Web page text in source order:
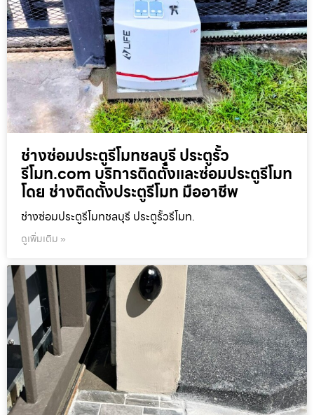
ช่างซ่อมประตูรีโมทชลบุรี ประตูรั้ว
รีโมท.com บริการติดตั้งและซ่อมประตูรีโมท
โดย ช่างติดตั้งประตูรีโมท มืออาชีพ
ช่างซ่อมประตูรีโมทชลบุรี ประตูรั้วรีโมท.
ดูเพิ่มเติม »